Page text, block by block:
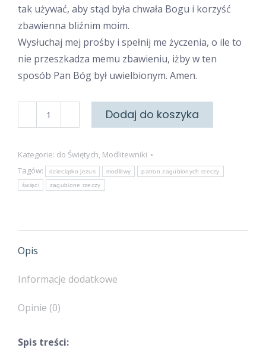
tak używać, aby stąd była chwała Bogu i korzyść
zbawienna bliźnim moim.
Wysłuchaj mej prośby i spełnij me życzenia, o ile to
nie przeszkadza memu zbawieniu, iżby w ten
sposób Pan Bóg był uwielbionym. Amen.
Do
Antoniego
Dodaj do koszyka
Kategorie: do Świętych, Modlitewniki
Tagów:
dzieciątko jezus modlitwy patron zagubionych rzeczy
święci zagubione rzeczy
Opis
Informacje dodatkowe
Opinie (0)
Spis treści: